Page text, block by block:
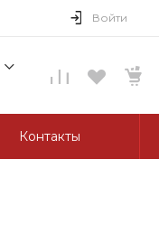
Войти
Контакты